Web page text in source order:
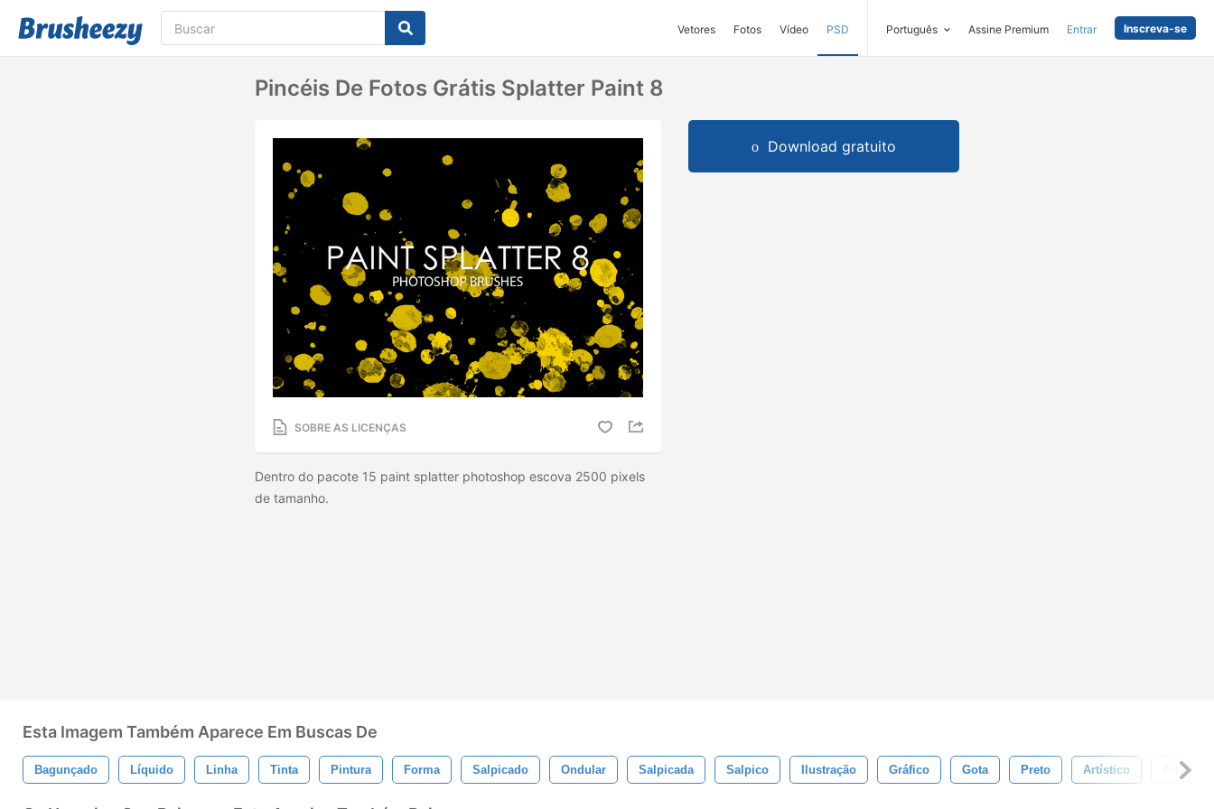
Vetores Fotos Vídeo PSD Português Assine Premium Entrar Inscreva-se
Pincéis De Fotos Grátis Splatter Paint 8
SOBRE AS LICENÇAS
Dentro do pacote 15 paint splatter photoshop escova 2500 pixels
de tamanho.
Download gratuito
Esta Imagem Também Aparece Em Buscas De
Bagunçado Líquido Linha Tinta Pintura Forma Salpicado Ondular Salpicada Salpico Ilustração Gráfico Gota Preto Artístico Arte